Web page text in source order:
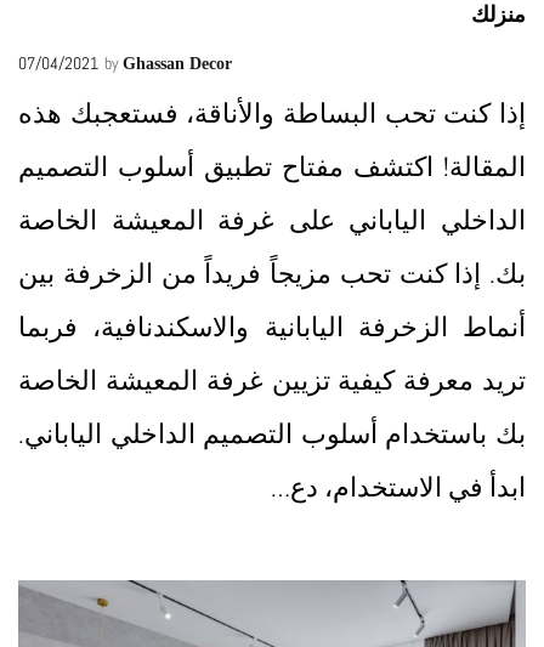
منزلك
07/04/2021 by Ghassan Decor
إذا كنت تحب البساطة والأناقة، فستعجبك هذه
المقالة! اكتشف مفتاح تطبيق أسلوب التصميم
الداخلي الياباني على غرفة المعيشة الخاصة
بك. إذا كنت تحب مزيجاً فريداً من الزخرفة بين
أنماط الزخرفة اليابانية والاسكندنافية، فربما
تريد معرفة كيفية تزيين غرفة المعيشة الخاصة
بك باستخدام أسلوب التصميم الداخلي الياباني.
ابدأ في الاستخدام، دع…